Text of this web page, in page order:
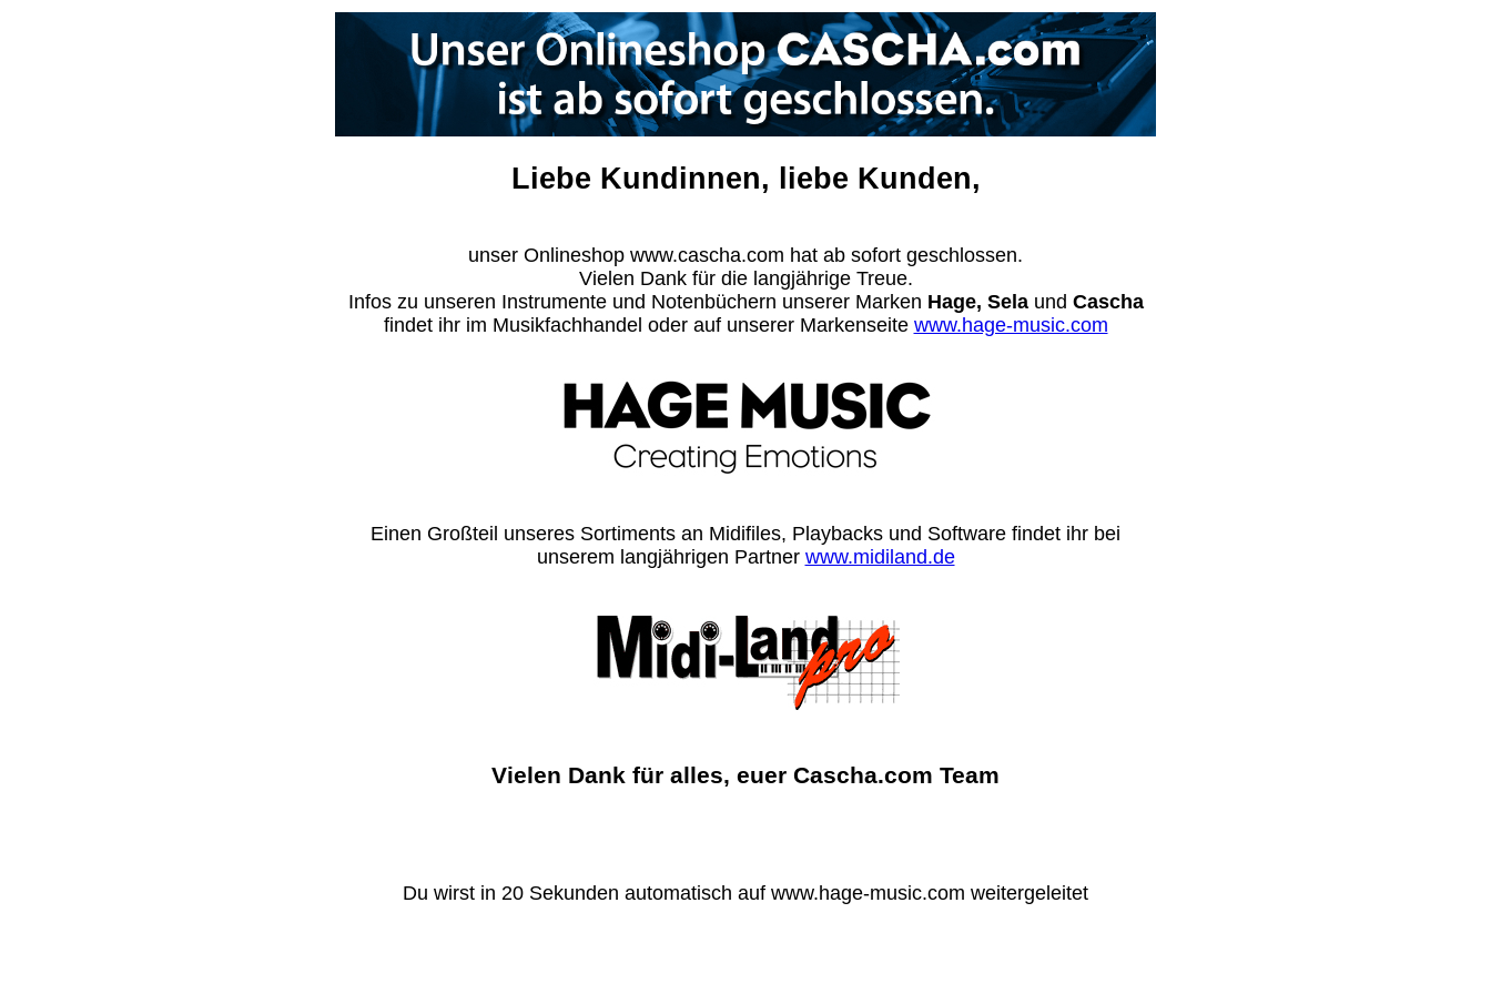
Liebe Kundinnen, liebe Kunden,
unser Onlineshop www.cascha.com hat ab sofort geschlossen.
Vielen Dank für die langjährige Treue.
Infos zu unseren Instrumente und Notenbüchern unserer Marken Hage, Selaund Cascha
findet ihr im Musikfachhandel oder auf unserer Markenseite www.hage-music.com
Einen Großteil unseres Sortiments an Midifiles, Playbacks und Software findet ihr bei
unserem langjährigen Partner www.midiland.de
Vielen Dank für alles, euer Cascha.com Team
Du wirst in 20 Sekunden automatisch auf www.hage-music.com weitergeleitet